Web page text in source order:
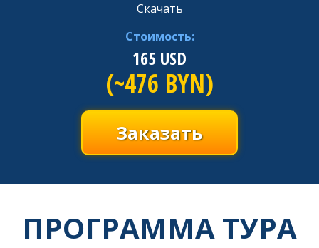
Скачать
Стоимость:
165 USD
(~476 BYN)
Заказать
ПРОГРАММА ТУРА